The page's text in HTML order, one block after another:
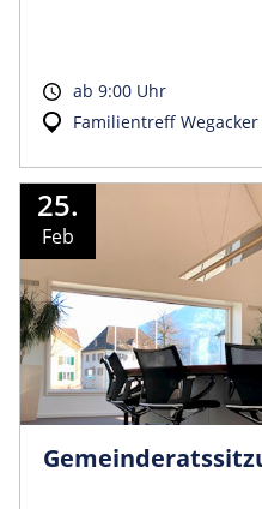
ab 9:00 Uhr
Familientreff
25.
Feb